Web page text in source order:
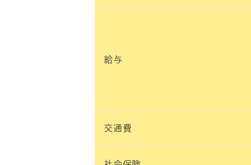
給与
交通費